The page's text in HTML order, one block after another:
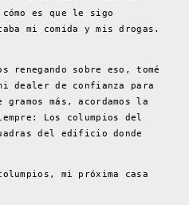
es que le sigo
mi comida y mis drogas.
renegando sobre eso, tomé
dealer de confianza para
más, acordamos la
Los columpios del
del edificio donde
mi próxima casa